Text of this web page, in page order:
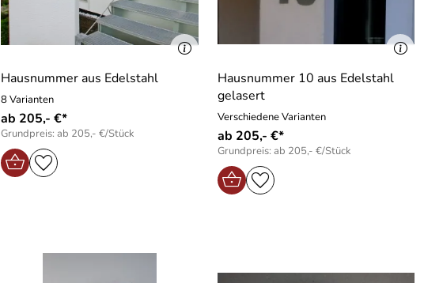
Hausnummer aus Edelstahl
8 Varianten
ab 205,- €*
Grundpreis: ab 205,- €/Stück
Hausnummer 10 aus Edelstahl
gelasert
Verschiedene Varianten
ab 205,- €*
Grundpreis: ab 205,- €/Stück